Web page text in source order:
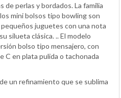
de perlas y bordados. La familia
mini bolsos tipo bowling son
juguetes con una nota
silueta clásica. .. El modelo
bolso tipo mensajero, con
C en plata pulida o tachonada
un refinamiento que se sublima